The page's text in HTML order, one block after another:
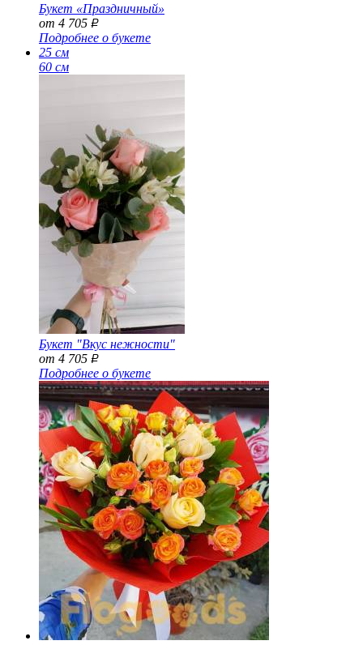
Букет «Праздничный»
от 4 705 Р
Подробнее о букете
25 см
60 см
Букет "Вкус нежности"
от 4 705 Р
Подробнее о букете